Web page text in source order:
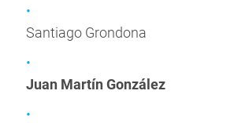
Santiago Grondona
Juan Martín González